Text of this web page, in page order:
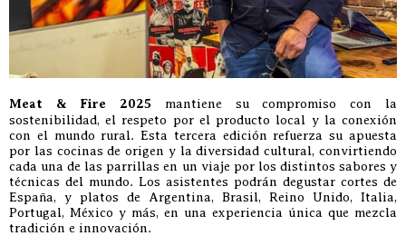
Meat & Fire 2025 mantiene su compromiso con la
sostenibilidad, el respeto por el producto local y la conexión
con el mundo rural. Esta tercera edición refuerza su apuesta
por las cocinas de origen y la diversidad cultural, convirtiendo
cada una de las parrillas en un viaje por los distintos sabores y
técnicas del mundo. Los asistentes podrán degustar cortes de
España, y platos de Argentina, Brasil, Reino Unido, Italia,
Portugal, México y más, en una experiencia única que mezcla
tradición e innovación.